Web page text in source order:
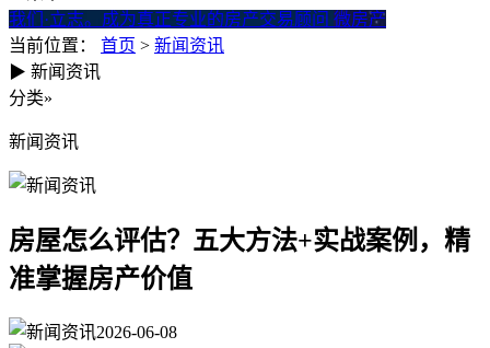
我们·立志。成为真正专业的房产交易顾问 微房产
当前位置： 首页 > 新闻资讯
房屋怎么评估？五大方法+实
▶ 新闻资讯
分类»
新闻资讯
房屋怎么评估？五大方法+实战案例，精
准掌握房产价值
2026-06-08